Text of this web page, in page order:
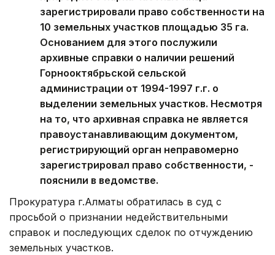
зарегистрировали право собственности на
10 земельных участков площадью 35 га.
Основанием для этого послужили
архивные справки о наличии решений
Горнооктябрьской сельской
администрации от 1994-1997 г.г. о
выделении земельных участков. Несмотря
на то, что архивная справка не является
правоустанавливающим документом,
регистрирующий орган неправомерно
зарегистрировал право собственности, -
пояснили в ведомстве.
Прокуратура г.Алматы обратилась в суд с
просьбой о признании недействительными
справок и последующих сделок по отчуждению
земельных участков.